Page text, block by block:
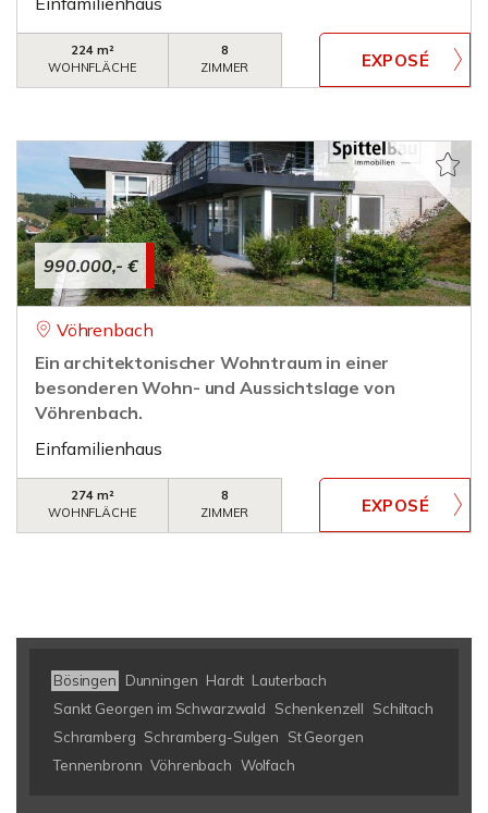
224 m²
WOHNFLÄCHE
8
ZIMMER
990.000,- €
Vöhrenbach
Ein architektonischer Wohntraum in einer
besonderen Wohn- und Aussichtslage von
Vöhrenbach.
Einfamilienhaus
274 m²
WOHNFLÄCHE
8
ZIMMER
Bösingen Dunningen Hardt Lauterbach
Sankt Georgen im Schwarzwald
Schenkenzell
Schiltach
Schramberg Schramberg-Sulgen
St Georgen
Tennenbronn Vöhrenbach Wolfach